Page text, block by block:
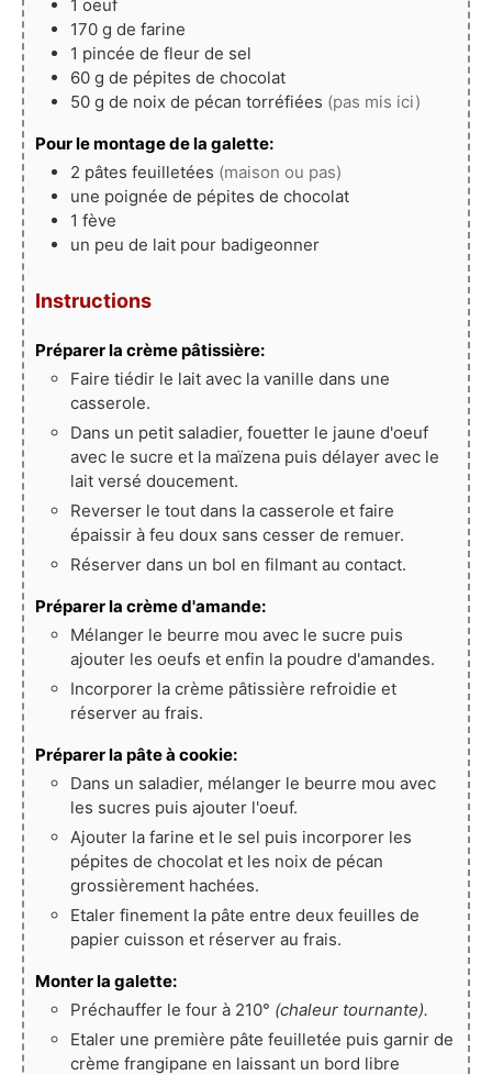
1 oeuf
170 g de farine
1 pincée de fleur de sel
60 g de pépites de chocolat
50 g de noix de pécan torréfiées (pas mis ici)
Pour le montage de la galette:
2 pâtes feuilletées (maison ou pas)
une poignée de pépites de chocolat
1 fève
un peu de lait pour badigeonner
Instructions
Préparer la crème pâtissière:
Faire tiédir le lait avec la vanille dans une
casserole.
Dans un petit saladier, fouetter le jaune d'oeuf
avec le sucre et la maïzena puis délayer avec le
lait versé doucement.
Reverser le tout dans la casserole et faire
épaissir à feu doux sans cesser de remuer.
Réserver dans un bol en filmant au contact.
Préparer la crème d'amande:
Mélanger le beurre mou avec le sucre puis
ajouter les oeufs et enfin la poudre d'amandes.
Incorporer la crème pâtissière refroidie et
réserver au frais.
Préparer la pâte à cookie:
Dans un saladier, mélanger le beurre mou avec
les sucres puis ajouter l'oeuf.
Ajouter la farine et le sel puis incorporer les
pépites de chocolat et les noix de pécan
grossièrement hachées.
Etaler finement la pâte entre deux feuilles de
papier cuisson et réserver au frais.
Monter la galette:
Préchauffer le four à 210° (chaleur tournante).
Etaler une première pâte feuilletée puis garnir de
crème frangipane en laissant un bord libre